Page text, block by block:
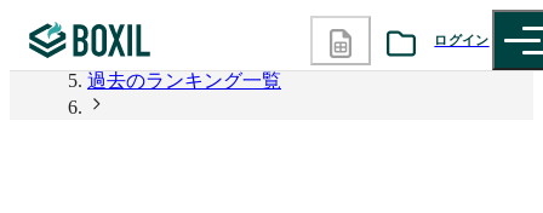
ログイン
2026年上半期 資料請求数ランキング
過去のランキング一覧